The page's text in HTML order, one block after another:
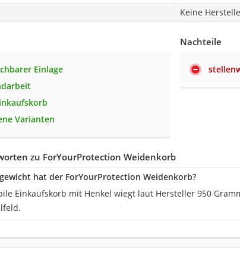
Keine
Einlage
Varianten
Nachteile
zu ForYourProtection Weidenkorb
hat der ForYourProtection Weidenkorb?
Einkaufskorb mit Henkel wiegt laut Hersteller 950